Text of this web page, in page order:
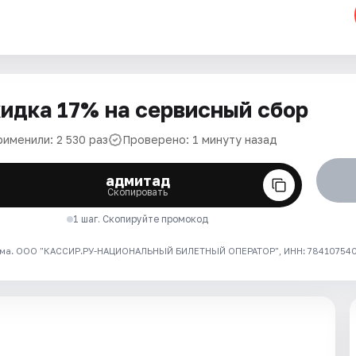
17% на сервисный сбор
2 530 раз Проверено: 1 минуту назад
адмитад
Скопировать
1 шаг. Скопируйте промокод
ООО "КАССИР.РУ-НАЦИОНАЛЬНЫЙ БИЛЕТНЫЙ ОПЕРАТОР", ИНН: 7841075409